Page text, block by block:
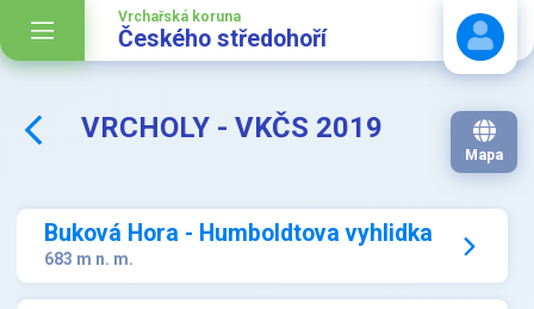
Vrchařská koruna
Českého středohoří
Stáhnout návod
VRCHOLY - VKČS 2019
Mapa
Buková Hora - Humboldtova vyhlidka
683 m n. m.